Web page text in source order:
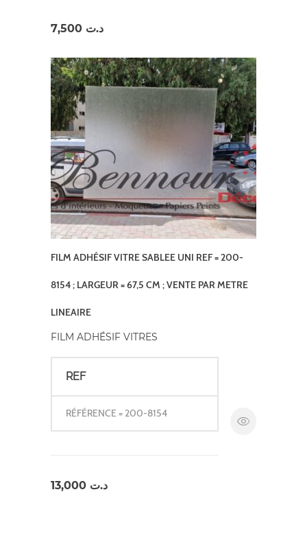
د.ت
FILM ADHÉSIF VITRE SABLEE UNI REF = 200-
8154 ; LARGEUR = 67,5 CM ; VENTE PAR METRE
LINEAIRE
FILM ADHÉSIF VITRES
REF
RÉFÉRENCE = 200-8154
د.ت